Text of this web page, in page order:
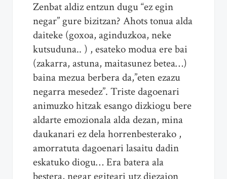
Zenbat aldiz entzun dugu “ez egin
negar” gure bizitzan? Ahots tonua alda
daiteke (goxoa, aginduzkoa, neke
kutsuduna.. ) , esateko modua ere bai
(zakarra, astuna, maitasunez betea…)
baina mezua berbera da,”eten ezazu
negarra mesedez”. Triste dagoenari
animuzko hitzak esango dizkiogu bere
aldarte emozionala alda dezan, mina
daukanari ez dela horrenbesterako ,
amorratuta dagoenari lasaitu dadin
eskatuko diogu… Era batera ala
bestera, negar egiteari utz diezaion